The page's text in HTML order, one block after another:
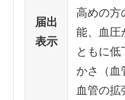
届出
表示
高めの方
能、血圧
ともに低
かさ（血
血管の拡